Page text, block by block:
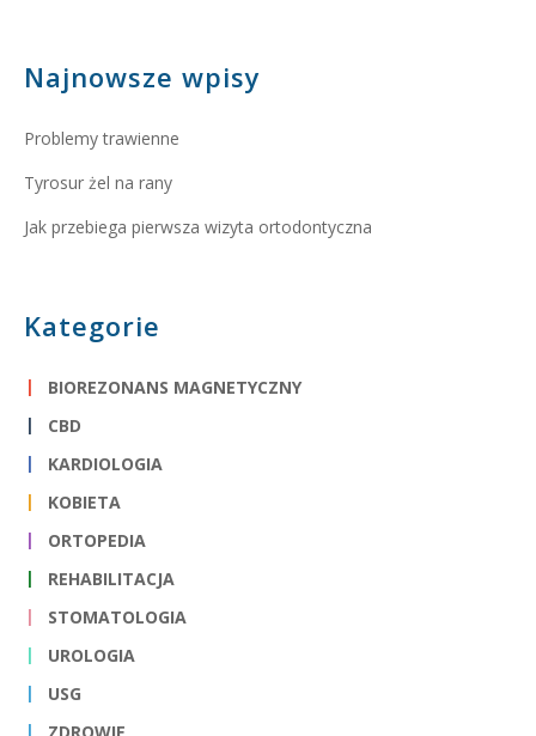
Najnowsze wpisy
Problemy trawienne
Tyrosur żel na rany
Jak przebiega pierwsza wizyta ortodontyczna
Kategorie
BIOREZONANS MAGNETYCZNY
CBD
KARDIOLOGIA
KOBIETA
ORTOPEDIA
REHABILITACJA
STOMATOLOGIA
UROLOGIA
USG